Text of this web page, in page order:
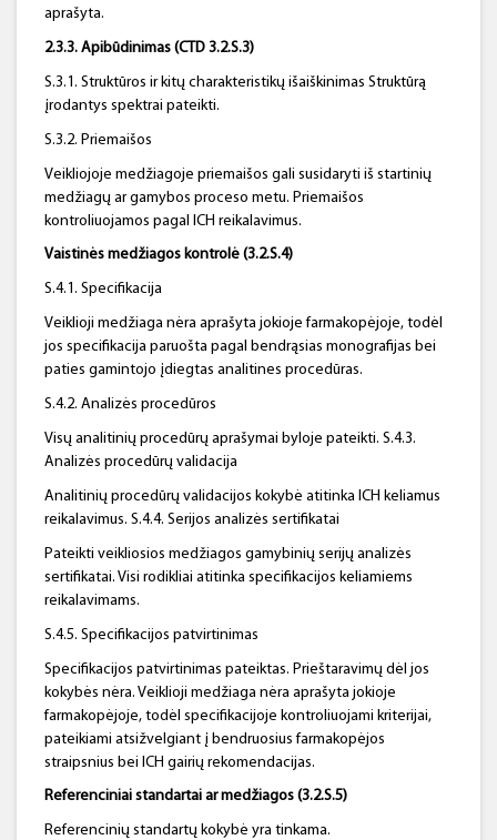
aprašyta.
2.3.3. Apibūdinimas (CTD 3.2.S.3)
S.3.1. Struktūros ir kitų charakteristikų išaiškinimas Struktūrą
įrodantys spektrai pateikti.
S.3.2. Priemaišos
Veikliojoje medžiagoje priemaišos gali susidaryti iš startinių
medžiagų ar gamybos proceso metu. Priemaišos
kontroliuojamos pagal ICH reikalavimus.
Vaistinės medžiagos kontrolė (3.2.S.4)
S.4.1. Specifikacija
Veiklioji medžiaga nėra aprašyta jokioje farmakopėjoje, todėl
jos specifikacija paruošta pagal bendrąsias monografijas bei
paties gamintojo įdiegtas analitines procedūras.
S.4.2. Analizės procedūros
Visų analitinių procedūrų aprašymai byloje pateikti. S.4.3.
Analizės procedūrų validacija
Analitinių procedūrų validacijos kokybė atitinka ICH keliamus
reikalavimus. S.4.4. Serijos analizės sertifikatai
Pateikti veikliosios medžiagos gamybinių serijų analizės
sertifikatai. Visi rodikliai atitinka specifikacijos keliamiems
reikalavimams.
S.4.5. Specifikacijos patvirtinimas
Specifikacijos patvirtinimas pateiktas. Prieštaravimų dėl jos
kokybės nėra. Veiklioji medžiaga nėra aprašyta jokioje
farmakopėjoje, todėl specifikacijoje kontroliuojami kriterijai,
pateikiami atsižvelgiant į bendruosius farmakopėjos
straipsnius bei ICH gairių rekomendacijas.
Referenciniai standartai ar medžiagos (3.2.S.5)
Referencinių standartų kokybė yra tinkama.